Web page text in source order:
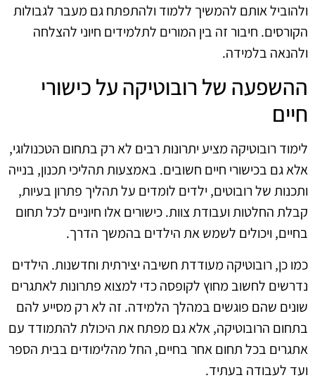
ולהוביל אותם להמשיך ללמוד ולהתפתח גם מעבר לגבולות
הקורסים. חיבור זה בין המורים לתלמידים חיוני להצלחה
ולהנאה בלמידה.
ההשפעה של רובוטיקה על כישורי
חיים
לימוד רובוטיקה מציע יתרונות רבים לא רק בתחום הטכנולוגי,
אלא גם בכישורי חיים חשובים. באמצעות תהליכי תכנון, בנייה
ותכנות של רובוטים, ילדים לומדים על תהליך פתרון בעיות,
קבלת החלטות ועבודת צוות. כישורים אלו חיוניים לכל תחום
בחיים, ויכולים לשמש את הילדים בהמשך הדרך.
כמו כן, רובוטיקה מעודדת חשיבה יצירתית וחדשנות. הילדים
נדרשים לחשוב מחוץ לקופסה כדי למצוא פתרונות לאתגרים
שונים שהם פוגשים במהלך הלמידה. זה לא רק מסייע להם
בתחום הרובוטיקה, אלא גם מפתח את היכולת להתמודד עם
אתגרים בכל תחום אחר בחיים, החל מהלימודים בבית הספר
ועד לעבודה בעתיד.